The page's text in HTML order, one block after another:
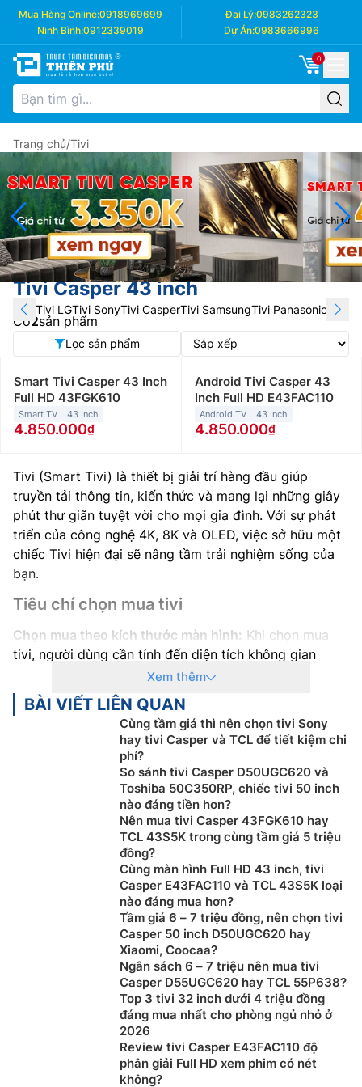
Mua Hàng Online:0918969699 Đại Lý:0983262323
Ninh Bình:0912339019 Dự Án:0983666996
0
Trang chủ/Tivi
Tivi Casper 43 inch
Tivi LGTivi SonyTivi CasperTivi SamsungTivi Panasonic Tivi
Có2sản phẩm
Lọc sản phẩm
Smart Tivi Casper 43 Inch
Full HD 43FGK610
Smart TV 43 Inch
4.850.000
Android Tivi Casper 43
Inch Full HD E43FAC110
Android TV 43 Inch
4.850.000
Tivi (Smart Tivi) là thiết bị giải trí hàng đầu giúp
truyền tải thông tin, kiến thức và mang lại những giây
phút thư giãn tuyệt vời cho mọi gia đình. Với sự phát
triển của công nghệ 4K, 8K và OLED, việc sở hữu một
chiếc Tivi hiện đại sẽ nâng tầm trải nghiệm sống của
bạn.
Tiêu chí chọn mua tivi
Chọn mua theo kích thước màn hình: Khi chọn mua
tivi, người dùng cần tính đến diện tích không gian
muốn lắp đặt thiết bị. Bởi điều này sẽ ảnh hưởng
không nhỏ đến trải nghiệm xem cũng như giúp bảo vệ
đôi mắt cho cả gia đình. Kích thước màn hình tivi cần
phù hợp với diện tích nơi lắp đặt, giúp cho khoảng
cách từ vị trí ngồi xem đến thiết bị được đảm bảo tiêu
chuẩn. Điều này sẽ giúp người xem có tầm quan sát
tốt nhất và an toàn cho mắt.
Chọn mua theo độ phân giải:Tivi có rất nhiều độ phân
giải như HD, Full HD, 2K, 4K, 8K,… Độ phân giải của
màn hình tivi càng lớn thì chất lượng hình ảnh sẽ càng
rõ nét. Tuy nhiên, bạn cần lưu ý độ phân giải cao sẽ
Xem thêm
BÀI VIẾT LIÊN QUAN
Cùng tầm giá thì nên chọn tivi Sony
hay tivi Casper và TCL để tiết kiệm chi
phí?
So sánh tivi Casper D50UGC620 và
Toshiba 50C350RP, chiếc tivi 50 inch
nào đáng tiền hơn?
Nên mua tivi Casper 43FGK610 hay
TCL 43S5K trong cùng tầm giá 5 triệu
đồng?
Cùng màn hình Full HD 43 inch, tivi
Casper E43FAC110 và TCL 43S5K loại
nào đáng mua hơn?
Tầm giá 6 – 7 triệu đồng, nên chọn tivi
Casper 50 inch D50UGC620 hay
Xiaomi, Coocaa?
Ngân sách 6 – 7 triệu nên mua tivi
Casper D55UGC620 hay TCL 55P638?
Top 3 tivi 32 inch dưới 4 triệu đồng
đáng mua nhất cho phòng ngủ nhỏ ở
2026
Review tivi Casper E43FAC110 độ
phân giải Full HD xem phim có nét
không?